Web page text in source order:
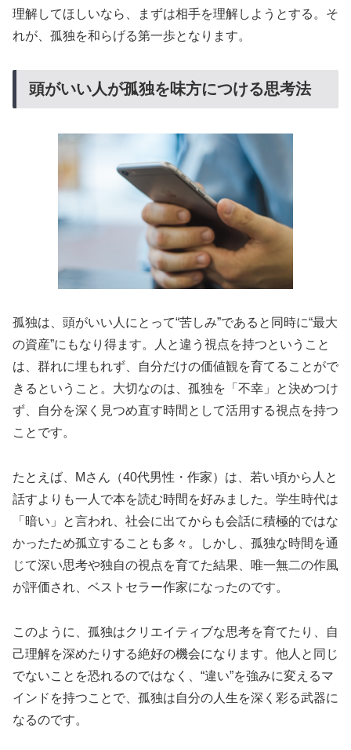
理解してほしいなら、まずは相手を理解しようとする。そ
れが、孤独を和らげる第一歩となります。
頭がいい人が孤独を味方につける思考法
孤独は、頭がいい人にとって“苦しみ”であると同時に“最大
の資産”にもなり得ます。人と違う視点を持つということ
は、群れに埋もれず、自分だけの価値観を育てることがで
きるということ。大切なのは、孤独を「不幸」と決めつけ
ず、自分を深く見つめ直す時間として活用する視点を持つ
ことです。
たとえば、Mさん（40代男性・作家）は、若い頃から人と
話すよりも一人で本を読む時間を好みました。学生時代は
「暗い」と言われ、社会に出てからも会話に積極的ではな
かったため孤立することも多々。しかし、孤独な時間を通
じて深い思考や独自の視点を育てた結果、唯一無二の作風
が評価され、ベストセラー作家になったのです。
このように、孤独はクリエイティブな思考を育てたり、自
己理解を深めたりする絶好の機会になります。他人と同じ
でないことを恐れるのではなく、“違い”を強みに変えるマ
インドを持つことで、孤独は自分の人生を深く彩る武器に
なるのです。